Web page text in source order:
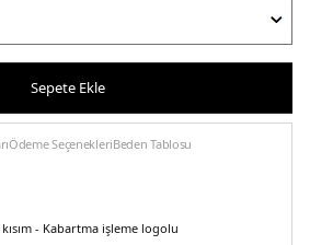
Sepete Ekle
Ödeme SeçenekleriBeden Tablosu
- Kabartma işleme logolu